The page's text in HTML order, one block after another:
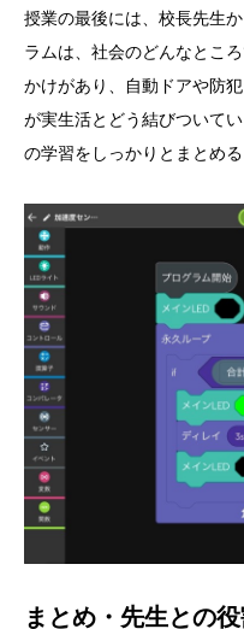
授業の最後には、校長先生
ラムは、社会のどんなとこ
かけがあり、自動ドアや防
が実生活とどう結びついて
の学習をしっかりとまとめる
まとめ・先生との